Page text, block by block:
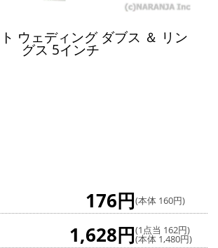
ウェディング ダブス ＆ リン
グス 5インチ
176円(本体 160円)
1,628円(1点当 162円)
(本体 1,480円)